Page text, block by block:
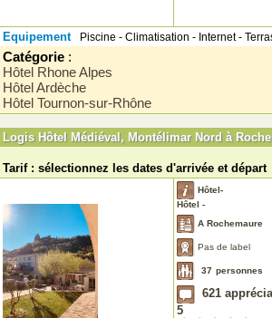
Equipement Piscine - Climatisation - Internet -
Catégorie :
Hôtel Rhone Alpes
Hôtel Ardèche
Hôtel Tournon-sur-Rhône
Logis Hôtel Médiéval, Montélimar Nord à
Tarif : sélectionnez les dates d'arrivée et départ
Hôtel-
Hôtel -
A Rochemaure
Pas de label
37 personnes
621
5